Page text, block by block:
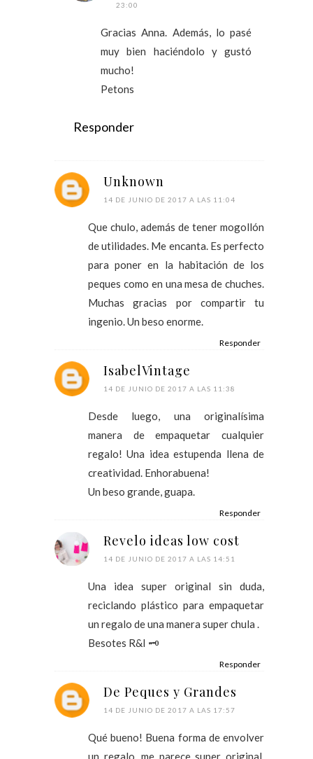
23:00
Gracias Anna. Además, lo pasé
muy bien haciéndolo y gustó
mucho!
Petons
Responder
Unknown
14 DE JUNIO DE 2017 A LAS 11:04
Que chulo, además de tener mogollón
de utilidades. Me encanta. Es perfecto
para poner en la habitación de los
peques como en una mesa de chuches.
Muchas gracias por compartir tu
ingenio. Un beso enorme.
Responder
IsabelVintage
14 DE JUNIO DE 2017 A LAS 11:38
Desde luego, una originalísima
manera de empaquetar cualquier
regalo! Una idea estupenda llena de
creatividad. Enhorabuena!
Un beso grande, guapa.
Responder
Revelo ideas low cost
14 DE JUNIO DE 2017 A LAS 14:51
Una idea super original sin duda,
reciclando plástico para empaquetar
un regalo de una manera super chula .
Besotes R&I 🗝
Responder
De Peques y Grandes
14 DE JUNIO DE 2017 A LAS 17:57
Qué bueno! Buena forma de envolver
un regalo, me parece super original,